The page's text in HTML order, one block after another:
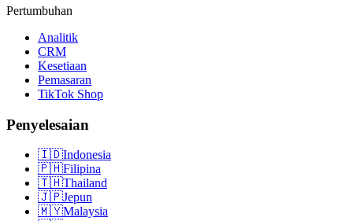
Pertumbuhan
Analitik
CRM
Kesetiaan
Pemasaran
TikTok Shop
Penyelesaian
🇮🇩Indonesia
🇵🇭Filipina
🇹🇭Thailand
🇯🇵Jepun
🇲🇾Malaysia